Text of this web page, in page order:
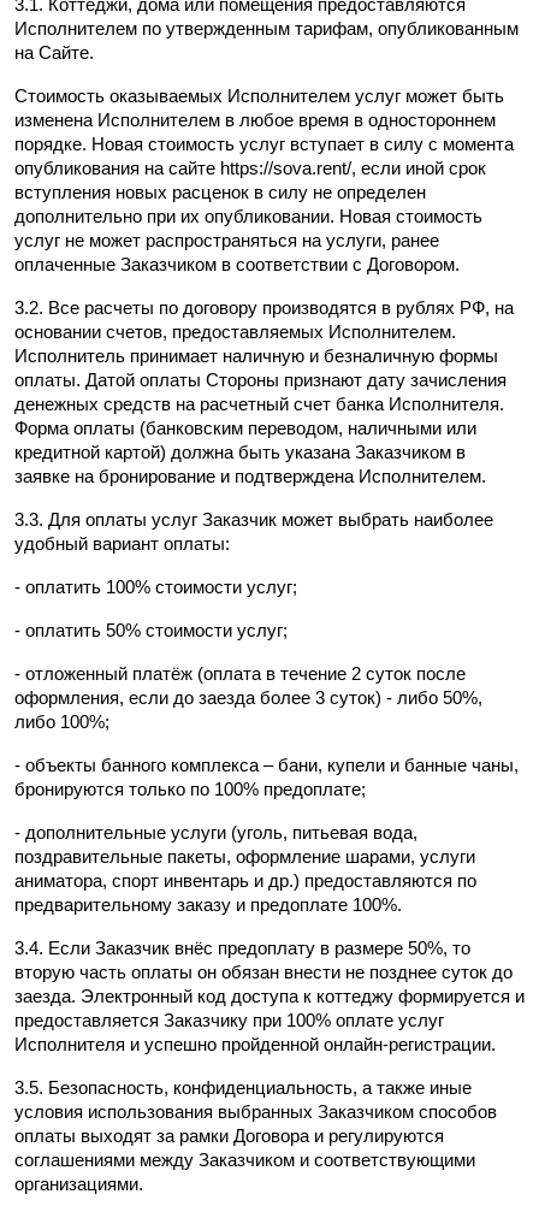
3.1. Коттеджи, дома или помещения предоставляются
Исполнителем по утвержденным тарифам, опубликованным
на Сайте.
Стоимость оказываемых Исполнителем услуг может быть
изменена Исполнителем в любое время в одностороннем
порядке. Новая стоимость услуг вступает в силу с момента
опубликования на сайте https://sova.rent/, если иной срок
вступления новых расценок в силу не определен
дополнительно при их опубликовании. Новая стоимость
услуг не может распространяться на услуги, ранее
оплаченные Заказчиком в соответствии с Договором.
3.2. Все расчеты по договору производятся в рублях РФ, на
основании счетов, предоставляемых Исполнителем.
Исполнитель принимает наличную и безналичную формы
оплаты. Датой оплаты Стороны признают дату зачисления
денежных средств на расчетный счет банка Исполнителя.
Форма оплаты (банковским переводом, наличными или
кредитной картой) должна быть указана Заказчиком в
заявке на бронирование и подтверждена Исполнителем.
3.3. Для оплаты услуг Заказчик может выбрать наиболее
удобный вариант оплаты:
- оплатить 100% стоимости услуг;
- оплатить 50% стоимости услуг;
- отложенный платёж (оплата в течение 2 суток после
оформления, если до заезда более 3 суток) - либо 50%,
либо 100%;
- объекты банного комплекса – бани, купели и банные чаны,
бронируются только по 100% предоплате;
- дополнительные услуги (уголь, питьевая вода,
поздравительные пакеты, оформление шарами, услуги
аниматора, спорт инвентарь и др.) предоставляются по
предварительному заказу и предоплате 100%.
3.4. Если Заказчик внёс предоплату в размере 50%, то
вторую часть оплаты он обязан внести не позднее суток до
заезда. Электронный код доступа к коттеджу формируется и
предоставляется Заказчику при 100% оплате услуг
Исполнителя и успешно пройденной онлайн-регистрации.
3.5. Безопасность, конфиденциальность, а также иные
условия использования выбранных Заказчиком способов
оплаты выходят за рамки Договора и регулируются
соглашениями между Заказчиком и соответствующими
организациями.